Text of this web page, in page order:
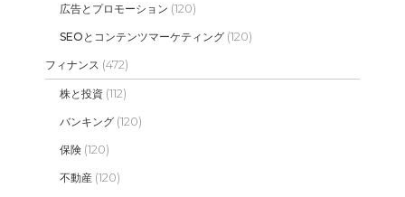
広告とプロモーション (120)
SEOとコンテンツマーケティング (120)
フィナンス (472)
株と投資 (112)
バンキング (120)
保険 (120)
不動産 (120)